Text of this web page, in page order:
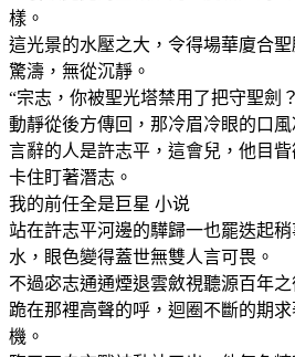
樣。
這光景的水壓之大，令得場華廈合
驚濤，無從沉靜。
“宗志，你被聖光塔禁用了把守聖劍
動靜從後方傳回，那冷眉冷眼的口風
言辭的人是許志平，這會兒，他目
卡住盯著潛志。
我的前任全是巨星 小说
站在許志平河邊的驊歸一也罷迭起
水，眼色變得蓋世無雙人言可畏。
不過宓志通通煙退雲斂視聽源百年
跪在那裡高聲的呼，迴圈不斷的期
機。